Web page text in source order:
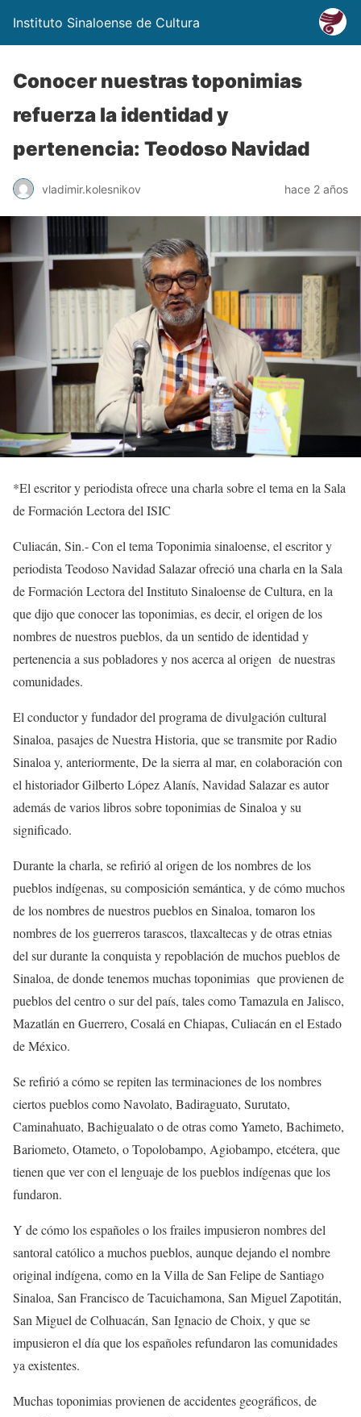
Instituto Sinaloense de Cultura
Conocer nuestras toponimias
refuerza la identidad y
pertenencia: Teodoso Navidad
vladimir.kolesnikov hace 2 años
*El escritor y periodista ofrece una charla sobre el tema en la Sala
de Formación Lectora del ISIC
Culiacán, Sin.-Con el tema Toponimia sinaloense, el escritor y
periodista Teodoso Navidad Salazarofrecióuna charla en la Sala
de Formación Lectora del Instituto Sinaloense de Cultura, en la
que dijo que conocer las toponimias, es decir, el origen de los
nombres de nuestros pueblos, da un sentido de identidad y
pertenencia a sus pobladoresy nos acerca al origen de nuestras
comunidades.
El conductor y fundador del programa de divulgación cultural
Sinaloa, pasajes de Nuestra Historia, que se transmite por Radio
Sinaloa y, anteriormente, De la sierra al mar, en colaboración con
el historiador Gilberto López Alanís, Navidad Salazar es autor
además devarioslibros sobre toponimias de Sinaloa y su
significado.
Durante la charla, se refirió al origen de los nombres de los
pueblosindígenas, su composición semántica, y de cómo muchos
de los nombres de nuestros pueblos en Sinaloa, tomaron los
nombres de los guerreros tarascos, tlaxcaltecas y de otrasetnias
del sur durante la conquista y repoblación de muchospueblosde
Sinaloa, de donde tenemos muchas toponimias que provienen de
pueblosdel centro o sur del país, tales como Tamazula en Jalisco,
Mazatlán en Guerrero, Cosalá en Chiapas, Culiacán en el Estado
de México.
Serefirió a cómo se repiten las terminaciones delos nombres
ciertos pueblos como Navolato, Badiraguato, Surutato,
Caminahuato, Bachigualatoodeotras como Yameto, Bachimeto,
Bariometo, Otameto, o Topolobampo, Agiobampo, etcétera, que
tienen que vercon el lenguajede lospueblosindígenas que los
fundaron.
Y de cómo los españoles o los frailes impusieron nombres del
santoral católico a muchospueblos, aunque dejando el nombre
original indígena, como en la Villa de San FelipedeSantiago
Sinaloa, San FranciscodeTacuichamona, San Miguel Zapotitán,
San Miguel de Colhuacán, San Ignacio de Choix, y que se
impusieron el día que los españoles refundaron las comunidades
ya existentes.
Muchas toponimias provienen de accidentes geográficos, de